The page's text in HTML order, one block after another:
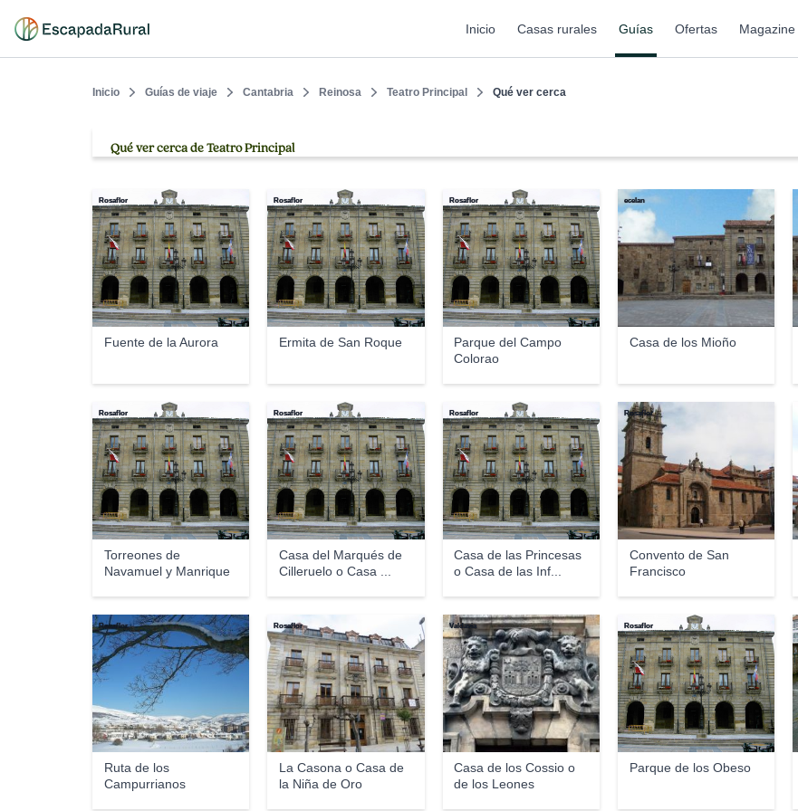
Inicio Casas rurales Guías Ofertas Magazine
Inicio Guías de viaje Cantabria Reinosa Teatro Principal Qué ver cerca
Qué ver cerca de Teatro Principal
Fuente de la Aurora
Rosaflor
Ermita de San Roque
Rosaflor
Parque del Campo
Colorao
Rosaflor
Casa de los Mioño
ecelan
Torreones de
Navamuel y Manrique
Rosaflor
Casa del Marqués de
Cilleruelo o Casa ...
Rosaflor
Casa de las Princesas
o Casa de las Inf...
Rosaflor
Convento de San
Francisco
Rosaflor
Ruta de los
Campurrianos
Rosaflor
La Casona o Casa de
la Niña de Oro
Rosaflor
Casa de los Cossio o
de los Leones
Valdavia
Parque de los Obeso
Rosaflor